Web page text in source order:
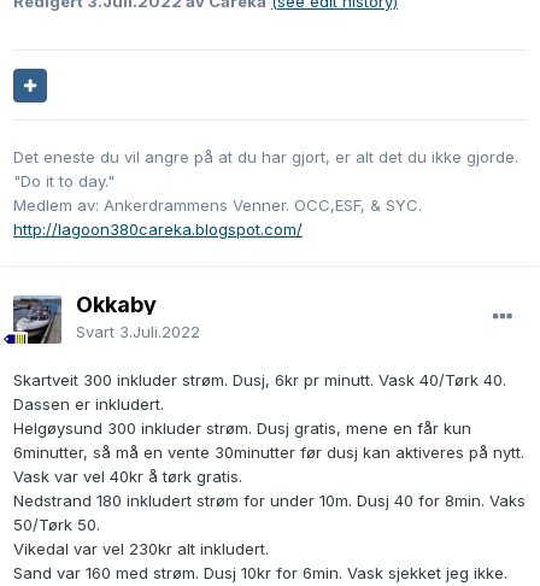
Det eneste du vil angre på at du har gjort, er alt det du ikke gjorde.
"Do it to day."
Medlem av: Ankerdrammens Venner. OCC,ESF, & SYC.
http://lagoon380careka.blogspot.com/
Okkaby
Svart 3.Juli.2022
Skartveit 300 inkluder strøm. Dusj, 6kr pr minutt. Vask 40/Tørk 40.
Dassen er inkludert.
Helgøysund 300 inkluder strøm. Dusj gratis, mene en får kun
6minutter, så må en vente 30minutter før dusj kan aktiveres på nytt.
Vask var vel 40kr å tørk gratis.
Nedstrand 180 inkludert strøm for under 10m. Dusj 40 for 8min. Vaks
50/Tørk 50.
Vikedal var vel 230kr alt inkludert.
Sand var 160 med strøm. Dusj 10kr for 6min. Vask sjekket jeg ikke.